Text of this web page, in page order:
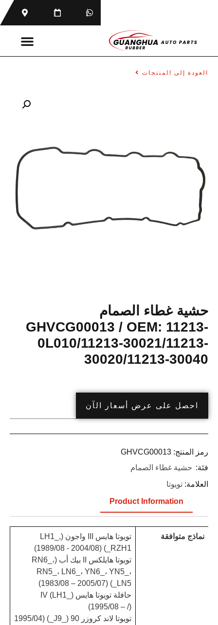
العودة إلى المنتجات
حشية غطاء الصمام
GHVCG00013 / OEM: 11213-
0L010/11213-30021/11213-
30020/11213-30040
احصل على عرض أسعار الآن
رمز المنتج: GHVCG00013
فئة: حشية غطاء الصمام
العلامة: تويوتا
Product Information
نماذج متوافقة
تويوتا هايس III واجون (LH1_,
RZH1_) (1989/08 - 2004/08)
تويوتا هايلكس II بيك أب (RN6_،
RN5_، LN6_، YN6_، YN5_،
LN5_) (1983/08 – 2005/07)
حافلة تويوتا هايس IV (LH1_)
(1995/08 – /)
تويوتا لاند كروزر 90 (_J9_) (1995/04